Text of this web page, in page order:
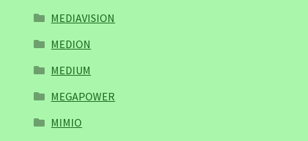
MEDIAVISION
MEDION
MEDIUM
MEGAPOWER
MIMIO